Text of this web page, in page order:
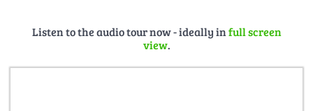
Listen to the audio tour now - ideally infull screen
view.